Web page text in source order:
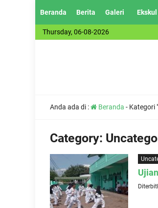
Beranda Berita Galeri Ekskul
Thursday, 06-08-2026
Anda ada di : Beranda - Kategori
Category: